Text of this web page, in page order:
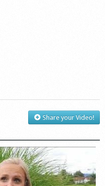
Share your Video!